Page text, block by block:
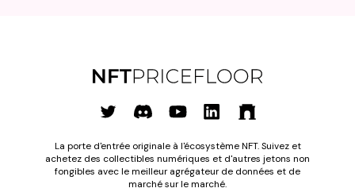
La porte d'entrée originale à l'écosystème NFT. Suivez et
achetez des collectibles numériques et d'autres jetons non
fongibles avec le meilleur agrégateur de données et de
marché sur le marché.